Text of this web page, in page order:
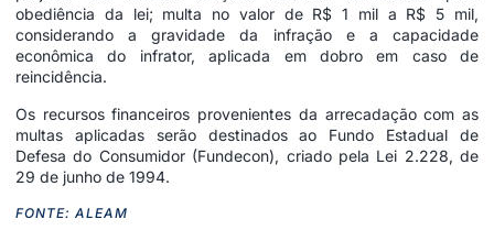
obediência da lei; multa no valor de R$ 1 mil a R$ 5 mil,
considerando a gravidade da infração e a capacidade
econômica do infrator, aplicada em dobro em caso de
reincidência.
Os recursos financeiros provenientes da arrecadação com as
multas aplicadas serão destinados ao Fundo Estadual de
Defesa do Consumidor (Fundecon), criado pela Lei 2.228, de
29 de junho de 1994.
FONTE: ALEAM